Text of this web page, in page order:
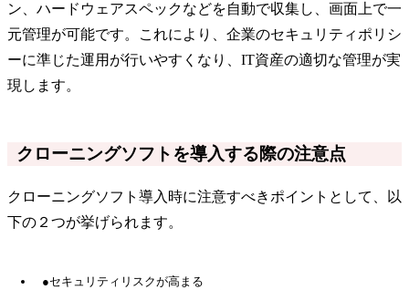
ン、ハードウェアスペックなどを自動で収集し、画面上で一
元管理が可能です。これにより、企業のセキュリティポリシ
ーに準じた運用が行いやすくなり、IT資産の適切な管理が実
現します。
クローニングソフトを導入する際の注意点
クローニングソフト導入時に注意すべきポイントとして、以
下の２つが挙げられます。
●セキュリティリスクが高まる